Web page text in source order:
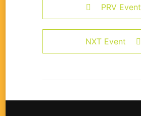
PRV Event
NXT Event